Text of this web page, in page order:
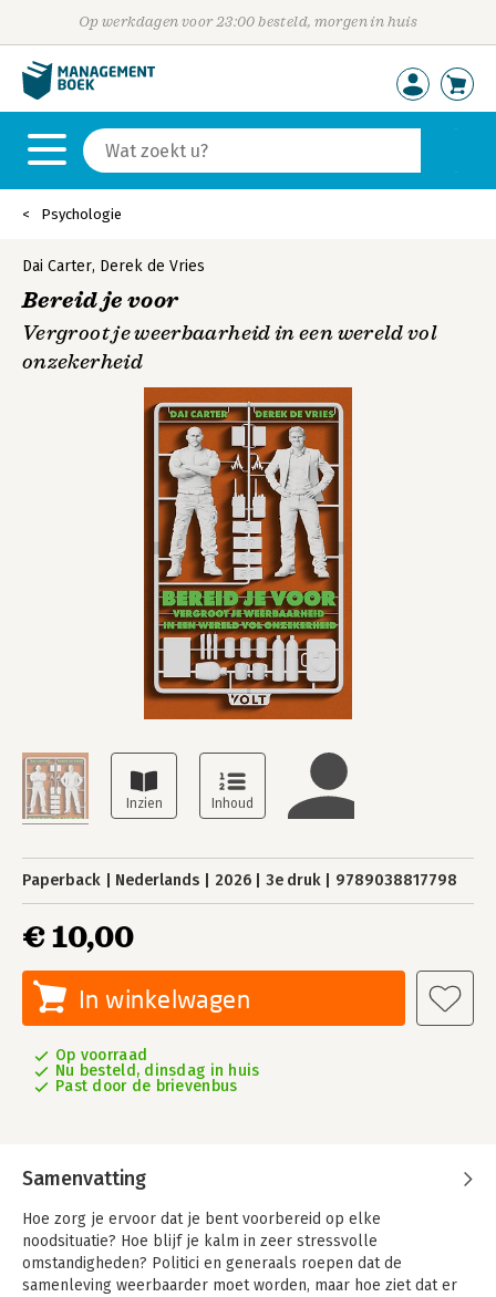
Op werkdagen voor 23:00 besteld, morgen in huis
Psychologie
Dai Carter, Derek de Vries
Bereid je voor
Vergroot je weerbaarheid in een wereld vol
onzekerheid
Paperback Nederlands 2026 3e druk 9789038817798
€ 10,00
In winkelwagen
Op voorraad
Nu besteld, dinsdag in huis
Past door de brievenbus
Samenvatting
Hoe zorg je ervoor dat je bent voorbereid op elke
noodsituatie? Hoe blijf je kalm in zeer stressvolle
omstandigheden? Politici en generaals roepen dat de
samenleving weerbaarder moet worden, maar hoe ziet dat er